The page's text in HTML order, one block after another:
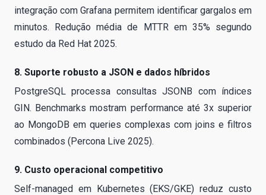
integração com Grafana permitem identificar gargalos em
minutos. Redução média de MTTR em 35% segundo
estudo da Red Hat 2025.
8. Suporte robusto a JSON e dados híbridos
PostgreSQL processa consultas JSONB com índices
GIN. Benchmarks mostram performance até 3x superior
ao MongoDB em queries complexas com joins e filtros
combinados (Percona Live 2025).
9. Custo operacional competitivo
Self-managed em Kubernetes (EKS/GKE) reduz custo